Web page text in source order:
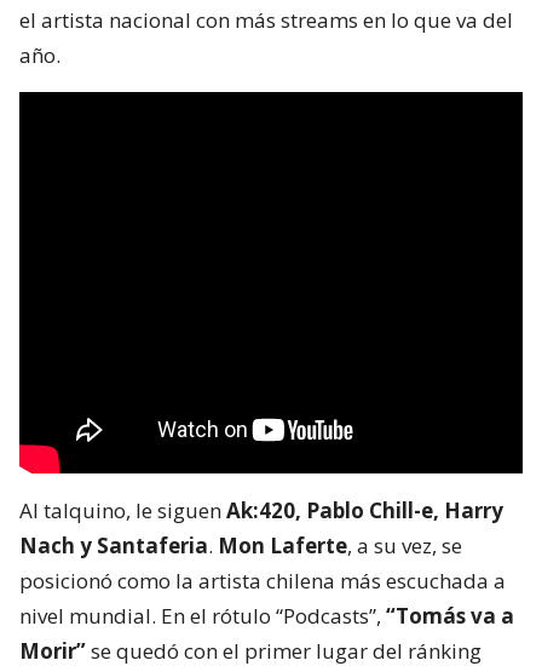
el artista nacional con más streams en lo que va del
año.
Al talquino, le siguenAk:420, Pablo Chill-e, Harry
Nach y Santaferia. Mon Laferte, a su vez, se
posicionó como la artista chilena más escuchada a
nivel mundial. En el rótulo “Podcasts”, “Tomás va a
Morir”se quedó con el primer lugar del ránking